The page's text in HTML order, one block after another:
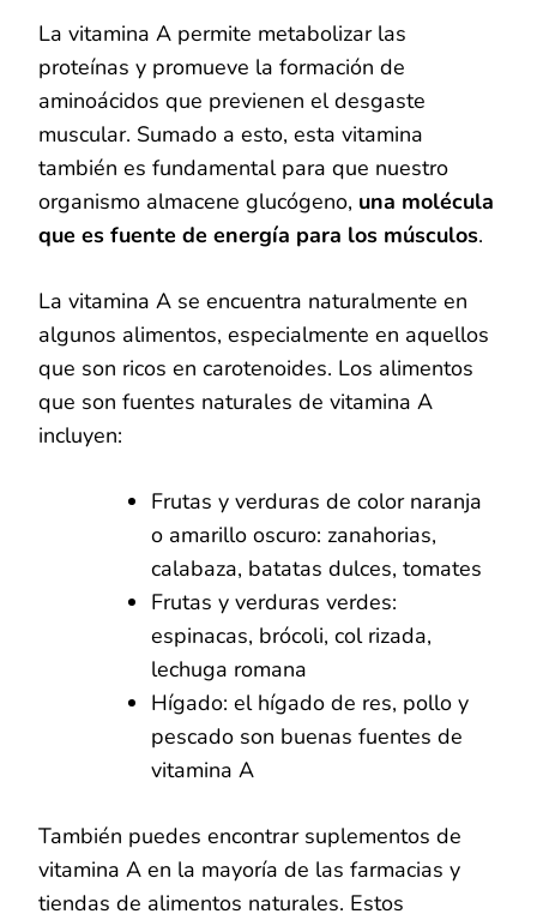
La vitamina A permite metabolizar las
proteínas y promueve la formación de
aminoácidos que previenen el desgaste
muscular. Sumado a esto, esta vitamina
también es fundamental para que nuestro
organismo almacene glucógeno, una molécula
que es fuente de energía para los músculos.
La vitamina A se encuentra naturalmente en
algunos alimentos, especialmente en aquellos
que son ricos en carotenoides. Los alimentos
que son fuentes naturales de vitamina A
incluyen:
Frutas y verduras de color naranja
o amarillo oscuro: zanahorias,
calabaza, batatas dulces, tomates
Frutas y verduras verdes:
espinacas, brócoli, col rizada,
lechuga romana
Hígado: el hígado de res, pollo y
pescado son buenas fuentes de
vitamina A
También puedes encontrar suplementos de
vitamina A en la mayoría de las farmacias y
tiendas de alimentos naturales. Estos